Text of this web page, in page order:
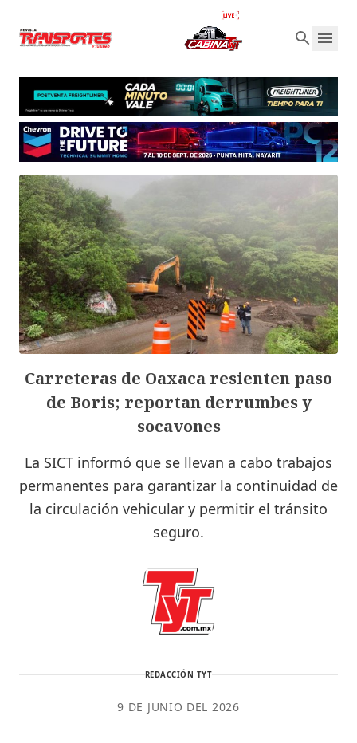
Carreteras de Oaxaca resienten paso
de Boris; reportan derrumbes y
socavones
La SICT informó que se llevan a cabo trabajos
permanentes para garantizar la continuidad de
la circulación vehicular y permitir el tránsito
seguro.
REDACCIÓN TYT
9 DE JUNIO DEL 2026